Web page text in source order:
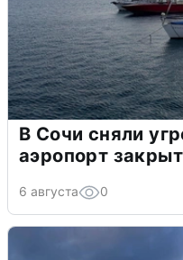
В Сочи сняли
аэропорт закрыт
6 августа 0